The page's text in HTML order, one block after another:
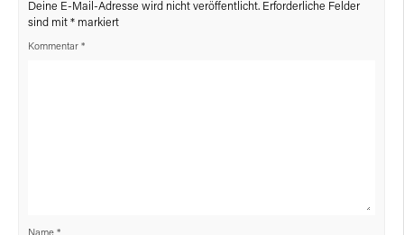
Deine E-Mail-Adresse wird nicht veröffentlicht. Erforderliche Felder
sind mit * markiert
Kommentar *